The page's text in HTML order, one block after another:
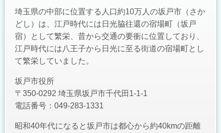
埼玉県の中部に位置する人口約10万人の坂戸市（さか
どし）は、江戸時代には日光脇往還の宿場町（坂戸
宿）として繁栄、昔から交通の要衝に位置しており、
江戸時代には八王子から日光に至る街道の宿場町とし
て繁栄していました。
坂戸市役所
〒350-0292 埼玉県坂戸市千代田1-1-1
電話番号：049-283-1331
昭和40年代になると坂戸市は都心から約40kmの距離